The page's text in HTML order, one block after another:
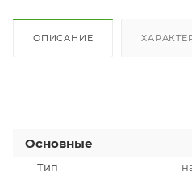
ОПИСАНИЕ
Основные
Тип